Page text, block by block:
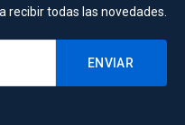
recibir todas las novedades.